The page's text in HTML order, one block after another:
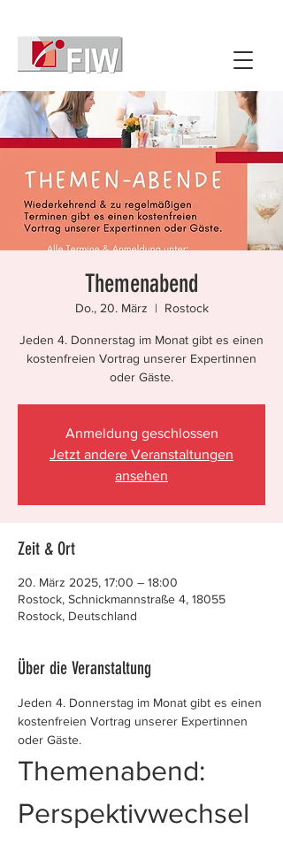
Themenabend
Do., 20. März
  |
Rostock
Jeden 4. Donnerstag im Monat gibt es einen
kostenfreien Vortrag unserer Expertinnen
oder Gäste.
Anmeldung geschlossen
Jetzt andere Veranstaltungen
ansehen
Zeit & Ort
20. März 2025, 17:00 – 18:00
Rostock, Schnickmannstraße 4, 18055
Rostock, Deutschland
Über die Veranstaltung
Jeden 4. Donnerstag im Monat gibt es einen
kostenfreien Vortrag unserer Expertinnen
oder Gäste.
Themenabend:
Perspektivwechsel